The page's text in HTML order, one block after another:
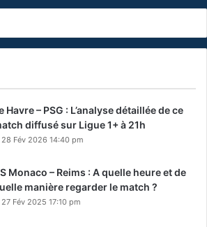
Havre – PSG : L’analyse détaillée de ce
diffusé sur Ligue 1+ à 21h
28 Fév 2026 14:40 pm
Monaco – Reims : A quelle heure et de
manière regarder le match ?
27 Fév 2025 17:10 pm